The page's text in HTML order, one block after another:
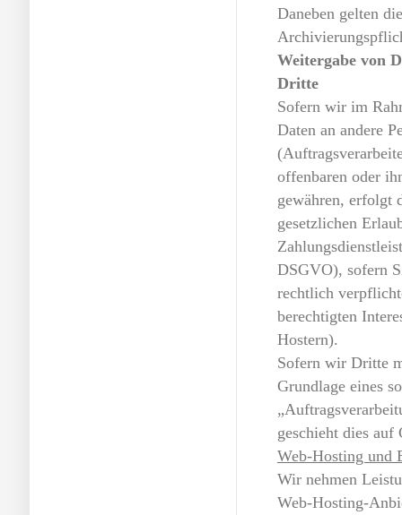
Daneben gelten
Weitergabe von
Dritte
Sofern wir im
Daten an andere
offenbaren oder
gewähren, erfolgt
gesetzlichen
DSGVO), sofern
rechtlich
berechtigten
Hostern).
Sofern wir Dritte
Grundlage eines
geschieht dies
Web-Hosting und
Wir nehmen
Web-Hosting-